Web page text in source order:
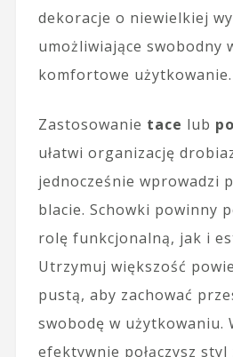
dekoracje o niewielkiej
umożliwiające swobodny
komfortowe użytkowanie.
Zastosowanie tace lub
ułatwi organizację
jednocześnie wprowadzi
blacie. Schowki powinny
rolę funkcjonalną, jak i
Utrzymuj większość
pustą, aby zachować
swobodę w użytkowaniu.
efektywnie połączysz styl